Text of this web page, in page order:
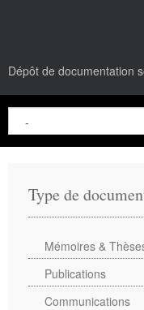
Dépôt de documentation
Type de
Mémoires &
Publications
Communications